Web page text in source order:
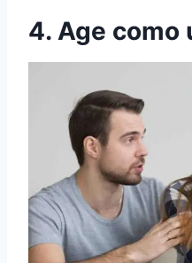
4. Age como